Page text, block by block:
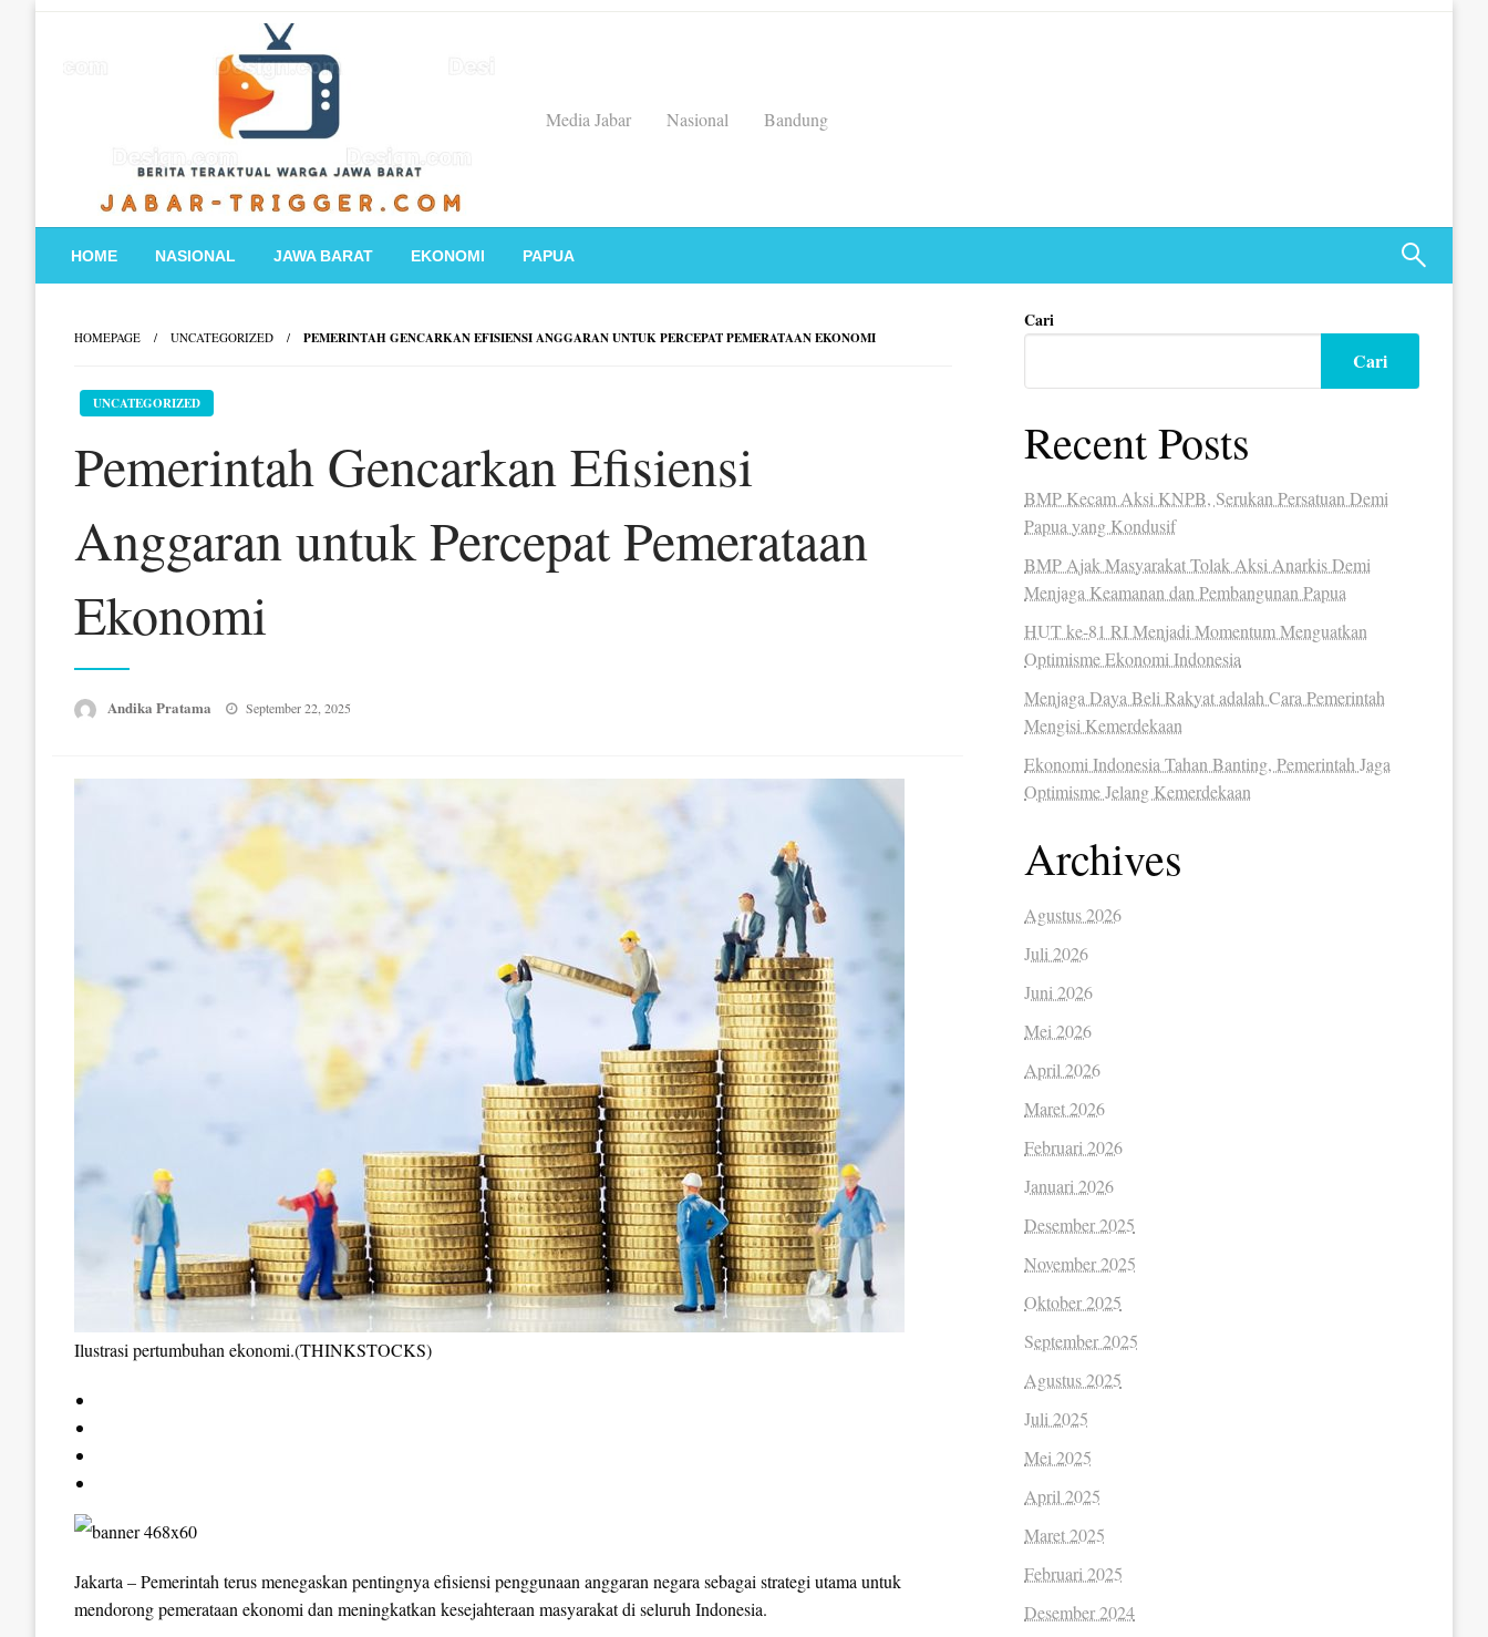
Media Jabar
Nasional Bandung
HOME NASIONAL JAWA BARAT EKONOMI PAPUA
HOMEPAGE UNCATEGORIZED PEMERINTAH GENCARKAN EFISIENSI ANGGARAN UNTUK PERCEPAT PEMERATAAN EKONOMI
UNCATEGORIZED
Pemerintah Gencarkan Efisiensi
Anggaran untuk Percepat Pemerataan
Ekonomi
Andika Pratama
Posted
September 22, 2025
Ilustrasi pertumbuhan ekonomi.(THINKSTOCKS)
Jakarta – Pemerintah terus menegaskan pentingnya efisiensi penggunaan anggaran negara sebagai strategi utama untuk
mendorong pemerataan ekonomi dan meningkatkan kesejahteraan masyarakat di seluruh Indonesia.
Cari
Cari
Recent Posts
BMP Kecam Aksi KNPB, Serukan Persatuan Demi
Papua yang Kondusif
BMP Ajak Masyarakat Tolak Aksi Anarkis Demi
Menjaga Keamanan dan Pembangunan Papua
HUT ke-81 RI Menjadi Momentum Menguatkan
Optimisme Ekonomi Indonesia
Menjaga Daya Beli Rakyat adalah Cara Pemerintah
Mengisi Kemerdekaan
Ekonomi Indonesia Tahan Banting, Pemerintah Jaga
Optimisme Jelang Kemerdekaan
Archives
Agustus 2026
Juli 2026
Juni 2026
Mei 2026
April 2026
Maret 2026
Februari 2026
Januari 2026
Desember 2025
November 2025
Oktober 2025
September 2025
Agustus 2025
Juli 2025
Mei 2025
April 2025
Maret 2025
Februari 2025
Desember 2024